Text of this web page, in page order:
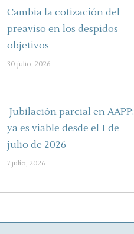
Cambia la cotización del
preaviso en los despidos
objetivos
30 julio, 2026
Jubilación parcial en AAPP:
ya es viable desde el 1 de
julio de 2026
7 julio, 2026